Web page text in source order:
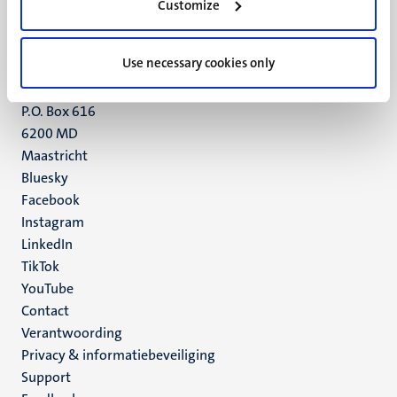
Customize
Use necessary cookies only
Maastricht
UM postal address
P.O. Box 616
6200 MD
Maastricht
Social
media
Bluesky
Facebook
Instagram
LinkedIn
TikTok
YouTube
Menu
footer
(NL)
Contact
Verantwoording
Privacy & informatiebeveiliging
Support